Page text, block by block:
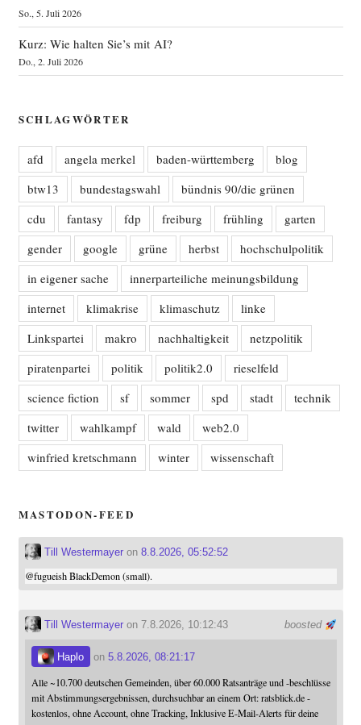
So., 5. Juli 2026
Kurz: Wie halten Sie’s mit AI?
Do., 2. Juli 2026
SCHLAGWÖRTER
afd angela merkel baden-württemberg
blog
btw13
bundestagswahl
bündnis 90/die grünen
cdu
fantasy fdp freiburg frühling
garten
gender
google grüne herbst
hochschulpolitik
in eigener sache
innerparteiliche meinungsbildung
internet
klimakrise klimaschutz
linke
Linkspartei
makro nachhaltigkeit
netzpolitik
piratenpartei
politik politik2.0
rieselfeld
science fiction
sf sommer spd stadt
technik
twitter
wahlkampf wald
web2.0
winfried kretschmann
winter wissenschaft
MASTODON-FEED
Till Westermayeron 8.8.2026, 05:52:52
@fugueishBlackDemon (small).
boosted
Till Westermayeron 7.8.2026, 10:12:43
Haplo on 5.8.2026, 08:21:17
Alle ~10.700 deutschen Gemeinden, über 60.000 Ratsanträge und -beschlüsse
mit Abstimmungsergebnissen, durchsuchbar an einem Ort: ratsblick.de -
kostenlos, ohne Account, ohne Tracking, Inklusive E-Mail-Alerts für deine